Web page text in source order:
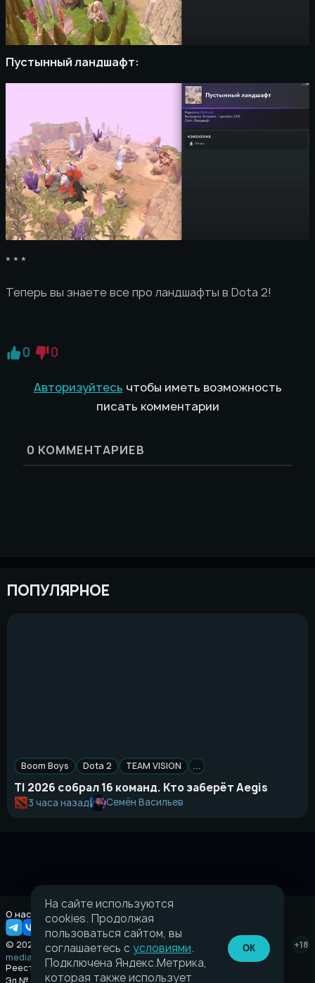
Пустынный ландшафт:
* * *
Теперь вы знаете все про ландшафты в Dota 2!
0 0
Авторизуйтесь чтобы иметь возможность
писать комментарии
0 КОММЕНТАРИЕВ
ПОПУЛЯРНОЕ
Boom Boys Dota 2 TEAM VISION
TI 2026 собрал 16 команд. Кто заберёт Aegis
3 часа назад Семён Васильев
О нас Правовая информация
© 2026 Taverna.gg
+18
media@taverna.gg
Реестровая запись:
Эл № ФС77-89710 выдано Федеральной службой по надзору в
На сайте используются
cookies. Продолжая
пользоваться сайтом, вы
соглашаетесь с условиями.
Подключена Яндекс.Метрика,
которая также использует
ОК